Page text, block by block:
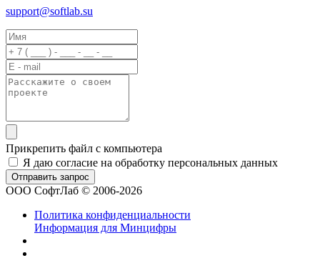
support@softlab.su
Прикрепить файл с компьютера
Я даю согласие на обработку персональных данных
ООО СофтЛаб © 2006-2026
Политика конфиденциальности
Информация для Минцифры